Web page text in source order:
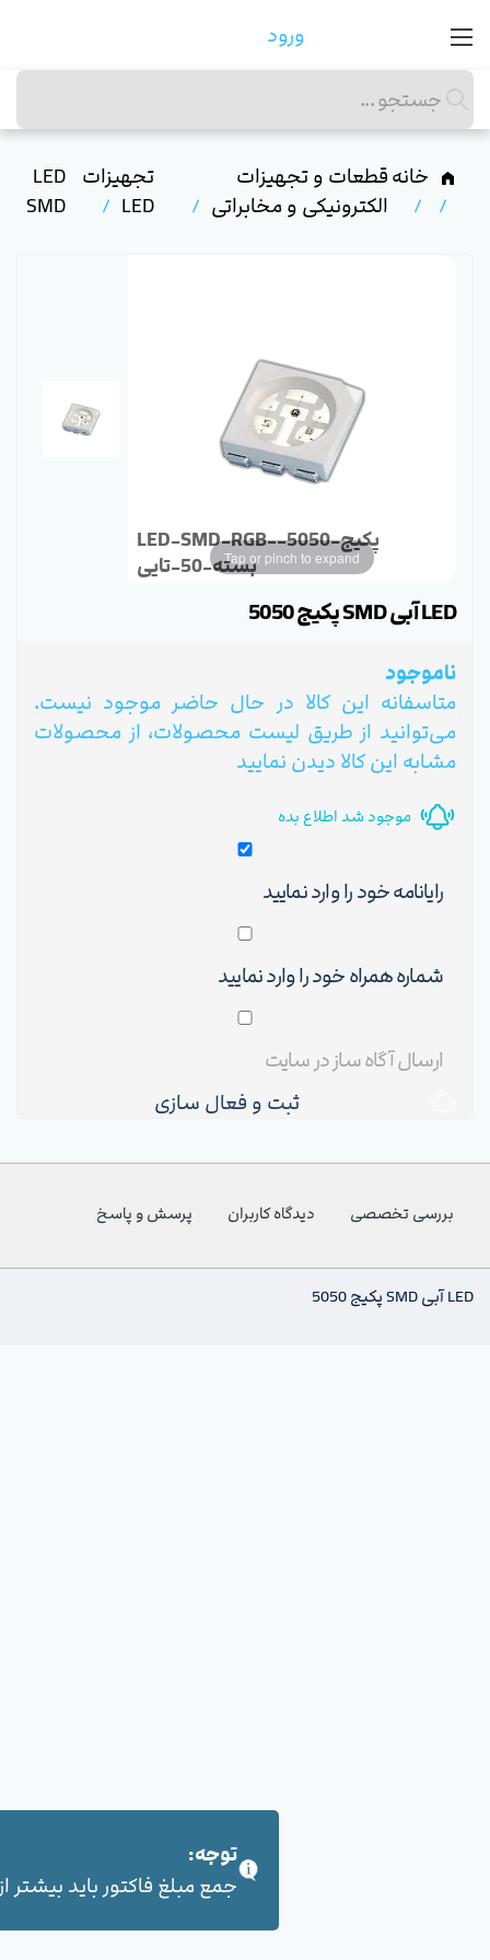
ورود
خانهقطعات و تجهیزات
الکترونیکی و مخابراتی
تجهیزات
LED
LED
SMD
توجه:
جمع مبلغ فاکتور باید بیشتر از 100,000 هزار تومان
LED-SMD-RGB-پکیج-5050-
بسته-50-تایی
Tap or pinch to expand
LED آبی SMD پکیج 5050
ناموجود
متاسفانه این کالا در حال حاضر موجود نیست.
می‌توانید از طریق لیست محصولات، از محصولات
مشابه این کالا دیدن نمایید
موجود شد اطلاع بده
ثبت و فعال سازی
بررسی تخصصی دیدگاه کاربران پرسش و پاسخ
LED آبی SMD پکیج 5050